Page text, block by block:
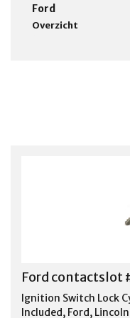
Ford
Overzicht
Ford contactslot
Ignition Switch Lock
Included, Ford,